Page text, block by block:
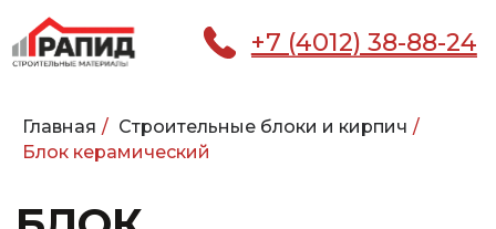
+7 (4012) 38-88-24
Главная / Строительные блоки и кирпич /
Блок керамический
БЛОК